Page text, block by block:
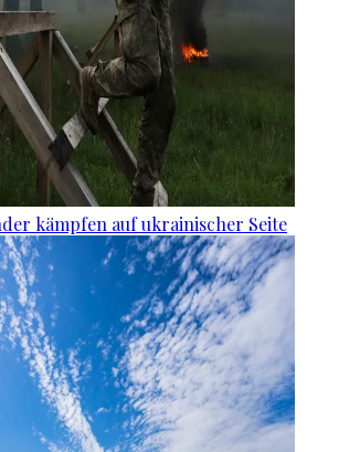
kämpfen auf ukrainischer Seite